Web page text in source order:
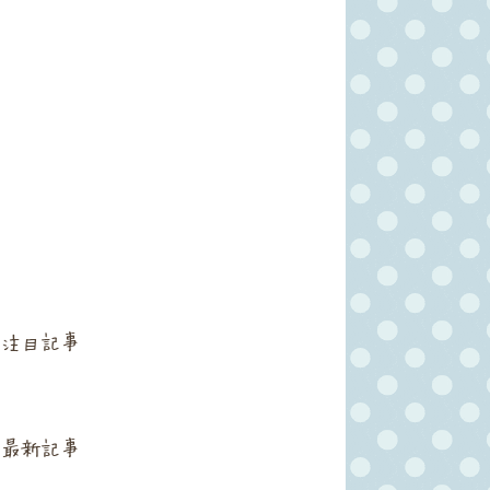
注目記事
最新記事